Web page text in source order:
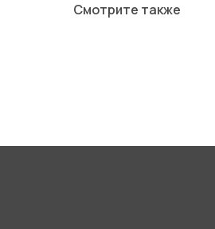
Смотрите также